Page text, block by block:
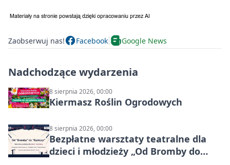
Zaobserwuj nas! Facebook Google News
Nadchodzące wydarzenia
8 sierpnia 2026, 00:00
Kiermasz Roślin Ogrodowych
8 sierpnia 2026, 00:00
Bezpłatne warsztaty teatralne dla
dzieci i młodzieży „Od Bromby do